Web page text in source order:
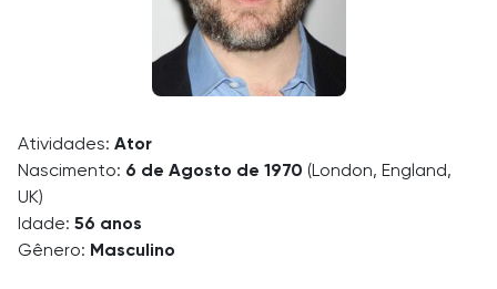
Atividades: Ator
Nascimento: 6 de Agosto de 1970 (London, England,
UK)
Idade: 56 anos
Gênero: Masculino